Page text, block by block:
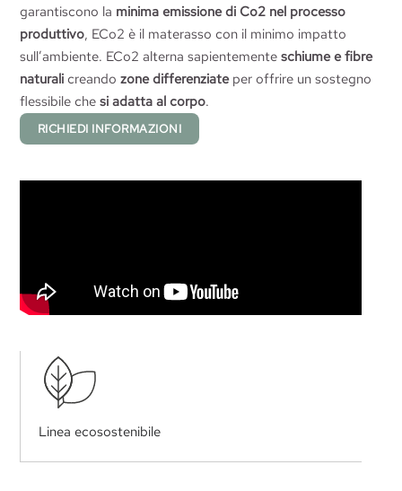
garantiscono la minima emissione di Co2 nel processo
produttivo, ECo2 è il materasso con il minimo impatto
sull’ambiente. ECo2 alterna sapientementeschiume e fibre
naturali creandozone differenziateper offrire un sostegno
flessibile chesi adatta al corpo.
RICHIEDI INFORMAZIONI
Linea ecosostenibile